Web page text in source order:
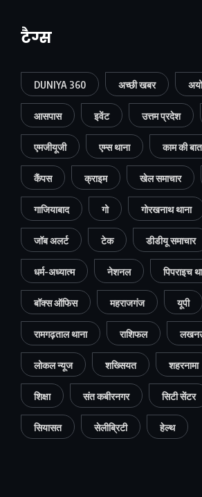
टैग्स
DUNIYA 360 अच्छी खबर
आसपास इवेंट उत्तम प्रदेश
एमजीयूजी एम्स थाना काम की बात
कैंपस क्राइम खेल समाचार
गाजियाबाद गो गोरखनाथ थाना
जॉब अलर्ट टेक डीडीयू समाचार
धर्म-अध्यात्म नेशनल पिपराइच
बॉक्स ऑफिस महराजगंज यूपी
रामगढ़ताल थाना राशिफल
लोकल न्यूज शख्सियत शहरनामा
शिक्षा संत कबीरनगर सिटी सेंटर
सियासत सेलीब्रिटी हेल्थ